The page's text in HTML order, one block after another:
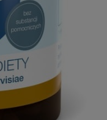
Dostępność: